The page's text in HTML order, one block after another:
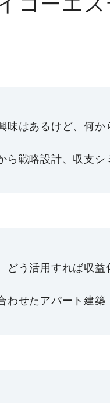
味はあるけど、何
ら戦略設計、収支シ
どう活用すれば収益
わせたアパート建築